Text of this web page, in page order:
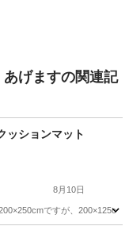
げますの関連記
ッションマット
8月10日
ですが、